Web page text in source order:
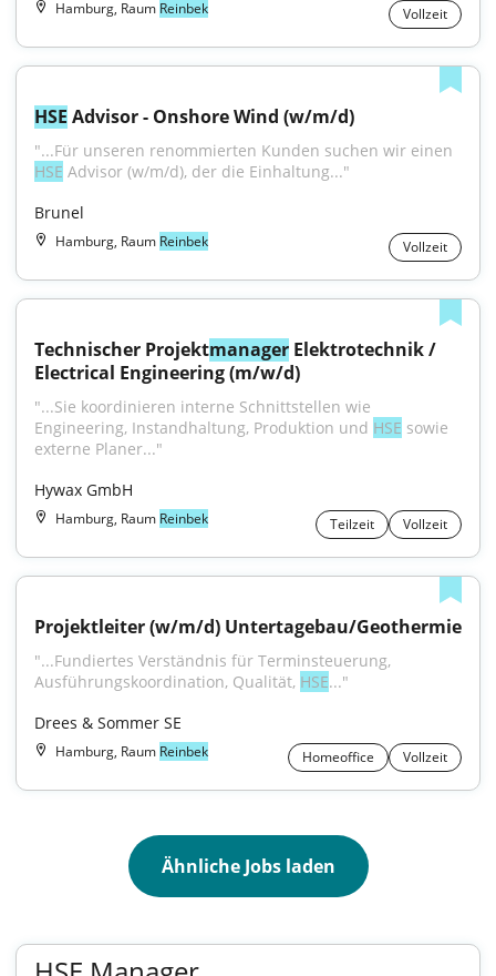
Hamburg, Raum Reinbek Vollzeit
HSE Advisor - Onshore Wind (w/m/d)
HSE Advisor (w/m/d), der die Einhaltung..."
Brunel
Hamburg, Raum Reinbek Vollzeit
Technischer Projektmanager Elektrotechnik /
Electrical Engineering (m/w/d)
"...Sie koordinieren interne Schnittstellen wie
Engineering, Instandhaltung, Produktion und HSE sowie
externe Planer..."
Hywax GmbH
Hamburg, Raum Reinbek Teilzeit Vollzeit
Projektleiter (w/m/d) Untertagebau/Geothermie
"...Fundiertes Verständnis für Terminsteuerung,
Ausführungskoordination, Qualität, HSE..."
Drees & Sommer SE
Hamburg, Raum Reinbek Homeoffice Vollzeit
Ähnliche Jobs laden